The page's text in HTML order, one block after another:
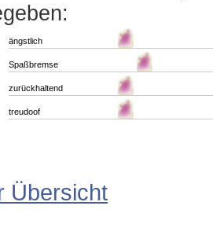
ängstlich
Spaßbremse
zurückhaltend
treudoof
Übersicht